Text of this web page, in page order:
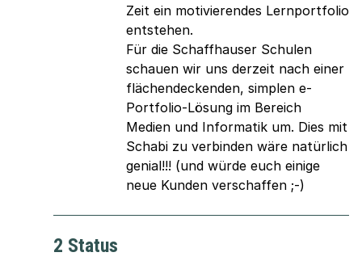
Zeit ein motivierendes Lernportfolio
entstehen.
Für die Schaffhauser Schulen
schauen wir uns derzeit nach einer
flächendeckenden, simplen e-
Portfolio-Lösung im Bereich
Medien und Informatik um. Dies mit
Schabi zu verbinden wäre natürlich
genial!!! (und würde euch einige
neue Kunden verschaffen ;-)
2 Status